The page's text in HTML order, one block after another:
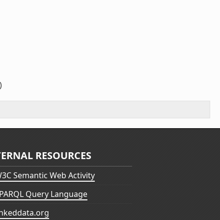
RESOURCES
Semantic Web Activity
Query Language